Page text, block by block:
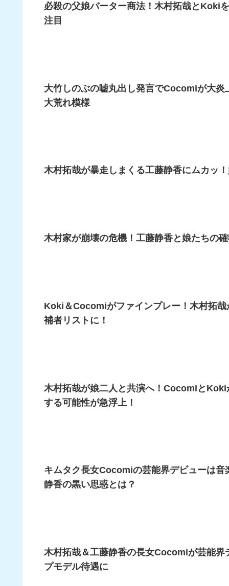
必殺の父娘バーター商法！木村拓哉とKoki
注目
大竹しのぶの嘘丸出し発言でCocomiが大
大荒れ模様
木村拓哉が暴走しまくる工藤静香にムカッ
木村家が崩壊の危機！工藤静香と娘たちの
Koki＆Cocomiがファインプレー！木村拓
補者リストに！
木村拓哉が娘二人と共演へ！Cocomiと
する可能性が急浮上！
キムタク長女Cocomiの芸能界デビューは
静香の黒い思惑とは？
木村拓哉＆工藤静香の長女Cocomiが芸能
プモデル待遇に